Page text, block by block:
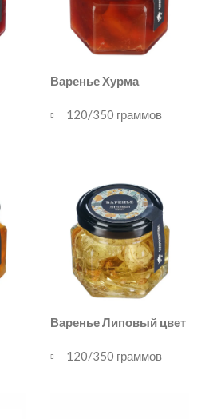
Варенье Хурма
120/350 граммов
Варенье Липовый цвет
120/350 граммов